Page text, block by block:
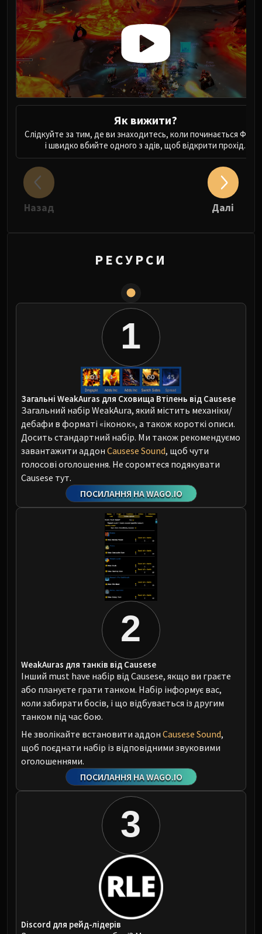
Yogg-Saron
Algalon
RESOURCES
Addons
Weakauras
Streamers By Class
Mythic+ Streamers
Recommended Websites
Як вижити?
Слідкуйте за тим, де ви знаходитесь, коли починається Фаза
і швидко вбийте одного з адів, щоб відкрити прохід.
Назад Далі
РЕСУРСИ
1
Загальні WeakAuras для Сховища Втілень від Causese
Загальний набір WeakAura, який містить механіки/
дебафи в форматі «іконок», а також короткі описи.
Досить стандартний набір. Ми також рекомендуємо
завантажити аддон Causese Sound, щоб чути
голосові оголошення. Не соромтеся подякувати
Causese тут.
ПОСИЛАННЯ НА WAGO.IO
2
WeakAuras для танків від Causese
Інший must have набір від Causese, якщо ви граєте
або плануєте грати танком. Набір інформує вас,
коли забирати босів, і що відбувається із другим
танком під час бою.
Не зволікайте встановити аддон Causese Sound,
щоб поєднати набір із відповідними звуковими
оголошеннями.
ПОСИЛАННЯ НА WAGO.IO
3
Discord для рейд-лідерів